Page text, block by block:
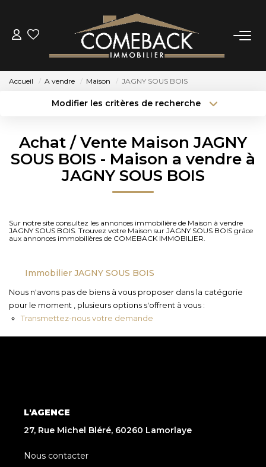
ACHETER
NOTRE AGENCE
CONTACT
Accueil A vendre Maison JAGNY SOUS BOIS
Modifier les critères de recherche
Sélectionnez...
Type de bien
Budget max Plus de critères
Achat / Vente Maison JAGNY
SOUS BOIS - Maison a vendre à
JAGNY SOUS BOIS
Sur notre site consultez les annonces immobilière de Maison à vendre
JAGNY SOUS BOIS. Trouvez votre Maison sur JAGNY SOUS BOIS grâce
aux annonces immobilières de COMEBACK IMMOBILIER.
Immobilier JAGNY SOUS BOIS
Nous n'avons pas de biens à vous proposer dans la catégorie
pour le moment , plusieurs options s'offrent à vous :
Transmettez-nous votre demande
L'AGENCE
27, Rue Michel Bléré, 60260 Lamorlaye
Nous contacter